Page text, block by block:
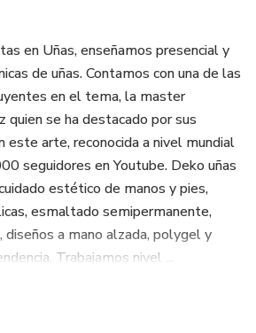
en Uñas, enseñamos presencial y
de uñas. Contamos con una de las
en el tema, la master
quien se ha destacado por sus
este arte, reconocida a nivel mundial
seguidores en Youtube. Deko uñas
estético de manos y pies,
esmaltado semipermanente,
a mano alzada, polygel y
Trabajamos nivel ...